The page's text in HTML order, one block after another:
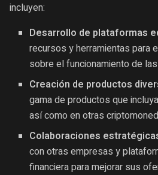
incluyen:
Desarrollo de plataformas
recursos y herramientas para
sobre el funcionamiento de
Creación de productos
gama de productos que
así como en otras
Colaboraciones
con otras empresas y
financiera para mejorar sus